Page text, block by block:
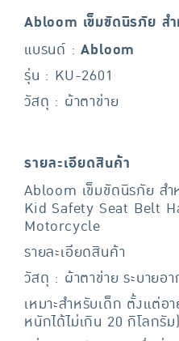
Abloom เข็มขัดนิรภัย ส
แบรนด์ :Abloom
รุ่น : KU-2601
วัสดุ : ผ้าตาข่าย
รายละเอียดสินค้า
Abloom เข็มขัดนิรภัย สำ
Kid Safety Seat Belt
Motorcycle
รายละเอียดสินค้า
วัสดุ : ผ้าตาข่าย ระบายอ
เหมาะสำหรับเด็ก ตั้งแต่
หนักได้ไม่เกิน 20 กิโลกรัม)